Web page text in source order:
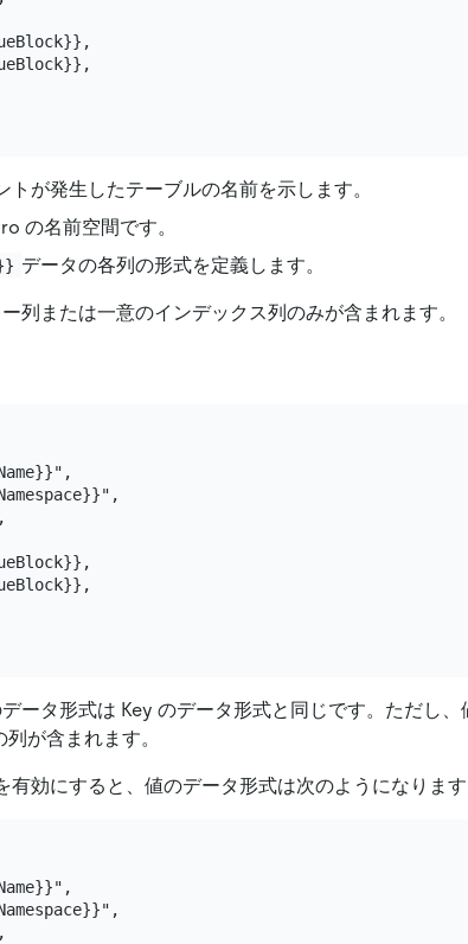
トが発生したテーブルの名前を示します。
の名前空間です。
データの各列の形式を定義します。
列または一意のインデックス列のみが含まれます。
ータ形式は Key のデータ形式と同じです。ただし、
が含まれます。
有効にすると、値のデータ形式は次のようになります